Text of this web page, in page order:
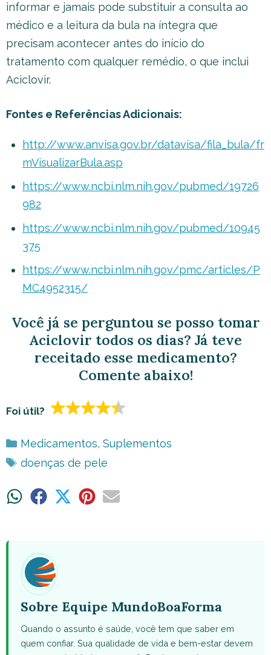
informar e jamais pode substituir a consulta ao
médico e a leitura da bula na íntegra que
precisam acontecer antes do início do
tratamento com qualquer remédio, o que inclui
Aciclovir.
Fontes e Referências Adicionais:
http://www.anvisa.gov.br/datavisa/fila_bula/fr
mVisualizarBula.asp
https://www.ncbi.nlm.nih.gov/pubmed/19726
982
https://www.ncbi.nlm.nih.gov/pubmed/10945
375
https://www.ncbi.nlm.nih.gov/pmc/articles/P
MC4952315/
Você já se perguntou se posso tomar
Aciclovir todos os dias? Já teve
receitado esse medicamento?
Comente abaixo!
Foi útil?
Categorias
Medicamentos, Suplementos
Tags
doenças de pele
ShareShare ShareShareShare
Sobre Equipe MundoBoaForma
Quando o assunto é saúde, você tem que saber em
quem confiar. Sua qualidade de vida e bem-estar devem